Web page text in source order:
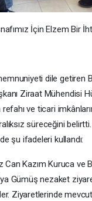
İçin Elzem Bir
dile getiren
Ziraat Mühendisi
ve ticari
süreceğini
şu ifadeleri kullandı:
Can Kazım Kuruca ve
Gümüş nezaket
Ziyaretlerinde